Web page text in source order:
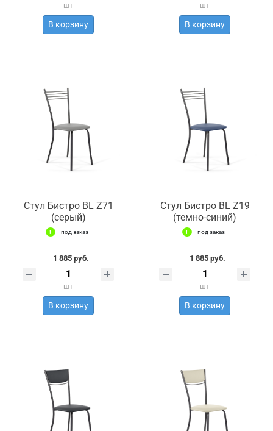
шт
В корзину
шт
В корзину
Стул Бистро BL Z71
(серый)
под заказ
1 885 руб.
шт
В корзину
Стул Бистро BL Z19
(темно-синий)
под заказ
1 885 руб.
шт
В корзину